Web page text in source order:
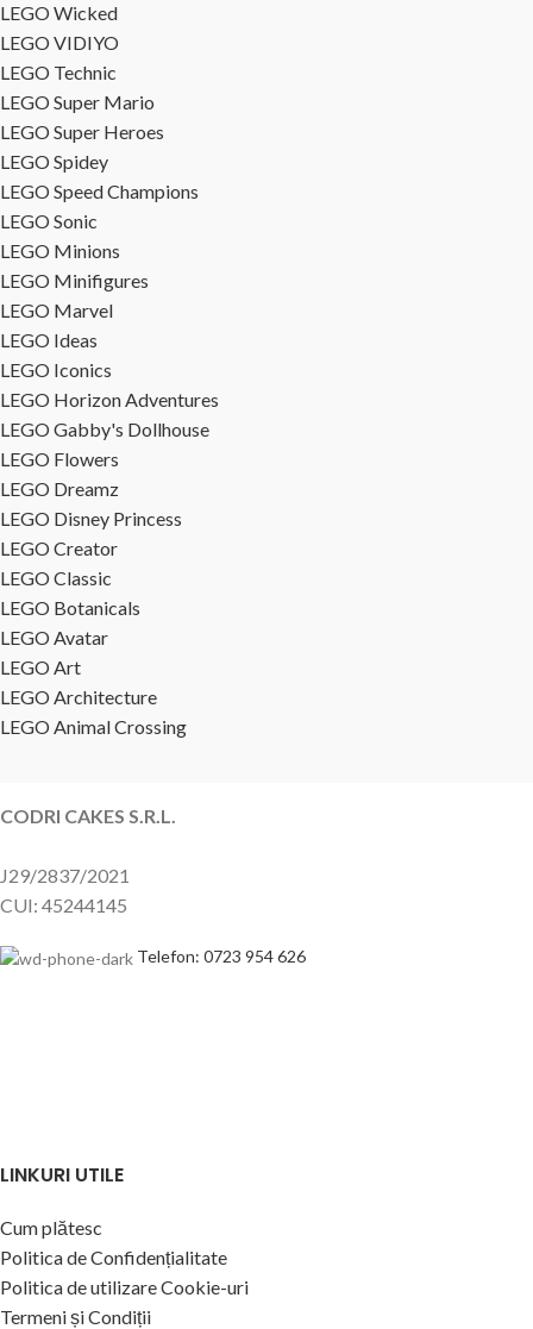
LEGO Wicked
LEGO VIDIYO
LEGO Technic
LEGO Super Mario
LEGO Super Heroes
LEGO Spidey
LEGO Speed Champions
LEGO Sonic
LEGO Minions
LEGO Minifigures
LEGO Marvel
LEGO Ideas
LEGO Iconics
LEGO Horizon Adventures
LEGO Gabby's Dollhouse
LEGO Flowers
LEGO Dreamz
LEGO Disney Princess
LEGO Creator
LEGO Classic
LEGO Botanicals
LEGO Avatar
LEGO Art
LEGO Architecture
LEGO Animal Crossing
CODRI CAKES S.R.L.
J29/2837/2021
CUI: 45244145
Telefon: 0723 954 626
LINKURI UTILE
Cum plătesc
Politica de Confidențialitate
Politica de utilizare Cookie-uri
Termeni și Condiții